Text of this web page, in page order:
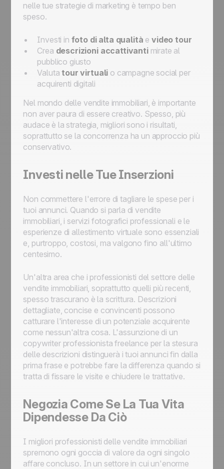
nelle tue strategie di marketing è tempo ben
speso.
Investi in foto di alta qualità e video tour
Crea descrizioni accattivantimirate al
pubblico giusto
Valutatour virtuali o campagne social per
acquirenti digitali
Nel mondo delle vendite immobiliari, è importante
non aver paura di essere creativo. Spesso, più
audace è la strategia, migliori sono i risultati,
soprattutto se la concorrenza ha un approccio più
conservativo.
Investi nelle Tue Inserzioni
Non commettere l'errore di tagliare le spese per i
tuoi annunci. Quando si parla di vendite
immobiliari, i servizi fotografici professionali e le
esperienze di allestimento virtuale sono essenziali
e, purtroppo, costosi, ma valgono fino all'ultimo
centesimo.
Un'altra area che i professionisti del settore delle
vendite immobiliari, soprattutto quelli più recenti,
spesso trascurano è la scrittura. Descrizioni
dettagliate, concise e convincenti possono
catturare l'interesse di un potenziale acquirente
come nessun'altra cosa. L'assunzione di un
copywriter professionista freelance per la stesura
delle descrizioni distinguerà i tuoi annunci fin dalla
prima frase e potrebbe fare la differenza quando si
tratta di fissare le visite e chiudere le trattative.
Negozia Come Se La Tua Vita
Dipendesse Da Ciò
I migliori professionisti delle vendite immobiliari
spremono ogni goccia di valore da ogni singolo
affare concluso. In un settore in cui un'enorme